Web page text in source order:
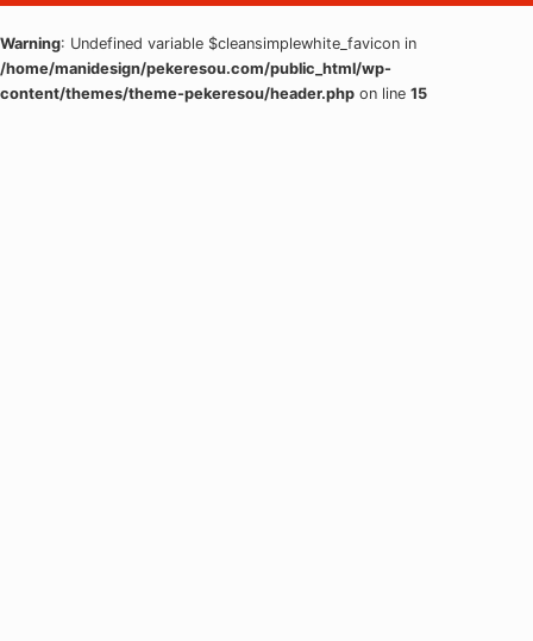
Warning: Undefined variable $cleansimplewhite_favicon in
/home/manidesign/pekeresou.com/public_html/wp-
content/themes/theme-pekeresou/header.php on line 15